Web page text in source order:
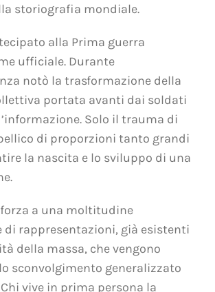
storiografia mondiale.
alla Prima guerra
ufficiale. Durante
notò la trasformazione della
portata avanti dai soldati
Solo il trauma di
di proporzioni tanto grandi
la nascita e lo sviluppo di una
forza a una moltitudine
di rappresentazioni, già esistenti
della massa, che vengono
sconvolgimento generalizzato
vive in prima persona la